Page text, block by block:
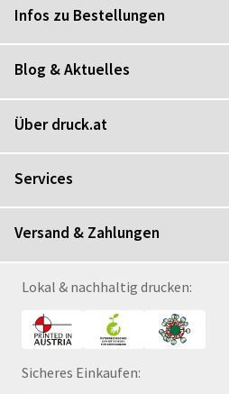
Infos zu Bestellungen
Blog & Aktuelles
Über druck.at
Services
Versand & Zahlungen
Lokal & nachhaltig drucken:
Sicheres Einkaufen: